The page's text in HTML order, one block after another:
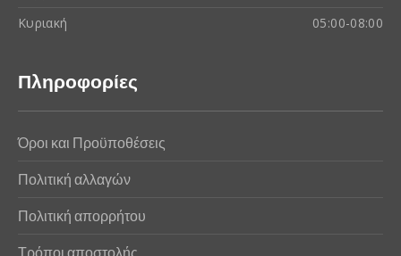
Κυριακή
05:00-08:00
Πληροφορίες
Όροι και Προϋποθέσεις
Πολιτική αλλαγών
Πολιτική απορρήτου
Τρόποι αποστολής